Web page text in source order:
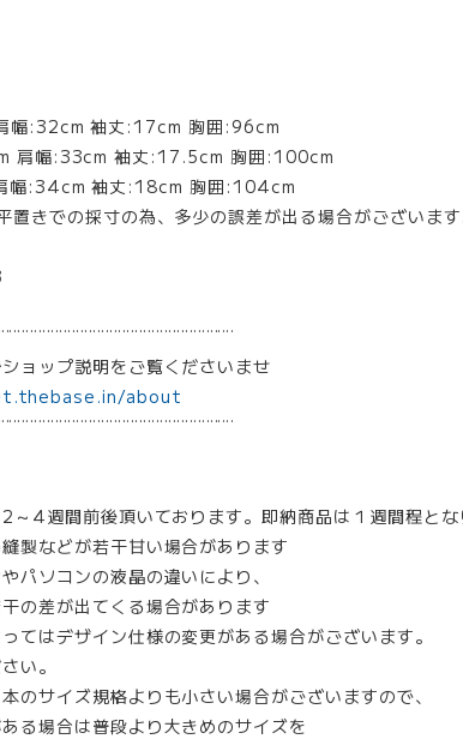
幅:32cm 袖丈:17cm 胸囲:96cm
肩幅:33cm 袖丈:17.5cm 胸囲:100cm
幅:34cm 袖丈:18cm 胸囲:104cm
きでの採寸の為、多少の誤差が出る場合がございます
ショップ説明をご覧くださいませ
about
～4週間前後頂いております。即納商品は１週間程とな
製などが若干甘い場合があります
パソコンの液晶の違いにより、
の差が出てくる場合があります
てはデザイン仕様の変更がある場合がございます。
い。
のサイズ規格よりも小さい場合がございますので、
る場合は普段より大きめのサイズを